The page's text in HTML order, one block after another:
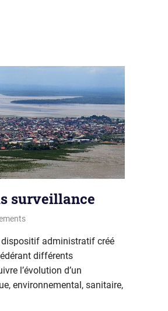
surveillance
dispositif administratif créé
différents
l’évolution d’un
environnemental, sanitaire,